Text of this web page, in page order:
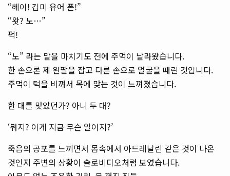
“헤이! 깁미 유어 폰!”
“왓? 노…”
퍽!
“노” 라는 말을 마치기도 전에 주먹이 날라왔습니다.
한 손으론 제 왼팔을 잡고 다른 손으로 얼굴을 때린 것입니다.
주먹이 턱을 비껴서 목에 맞는 것이 느껴졌습니다.
한 대를 맞았던가? 아니 두 대?
‘뭐지? 이게 지금 무슨 일이지?’
죽음의 공포를 느끼면서 몸속에서 아드레날린 같은 것이 나온
것인지 주변의 상황이 슬로비디오처럼 보였습니다.